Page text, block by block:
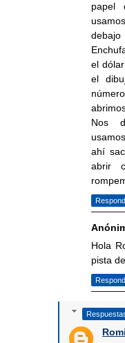
papel
el
el
Nos
ahí
abrir
Hola
pista